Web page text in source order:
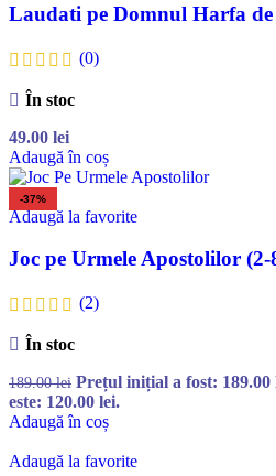
Laudati pe Domnul Harfa
(0)
În stoc
49.00 lei
Adaugă în coș
-37%
Adaugă la favorite
Joc pe Urmele Apostolilor
(2)
În stoc
189.00lei Prețul inițial a fost: 189.00
este: 120.00 lei.
Adaugă în coș
Adaugă la favorite